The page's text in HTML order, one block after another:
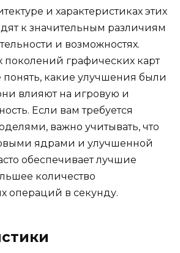
и характеристиках этих
к значительным различиям
и возможностях.
поколений графических карт
понять, какие улучшения были
влияют на игровую и
Если вам требуется
важно учитывать, что
ядрами и улучшенной
обеспечивает лучшие
количество
операций в секунду.